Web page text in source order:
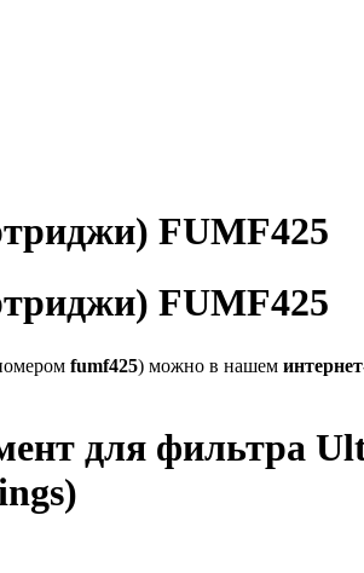
FUMF425
FUMF425
fumf425) можно в нашем
для фильтра